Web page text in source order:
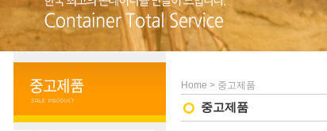
Home > 중고제품
중고제품